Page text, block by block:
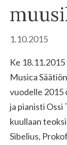
1.10.2015
Ke
Musica
vuodelle 2015
ja pianisti Ossi
kuullaan
Sibelius,